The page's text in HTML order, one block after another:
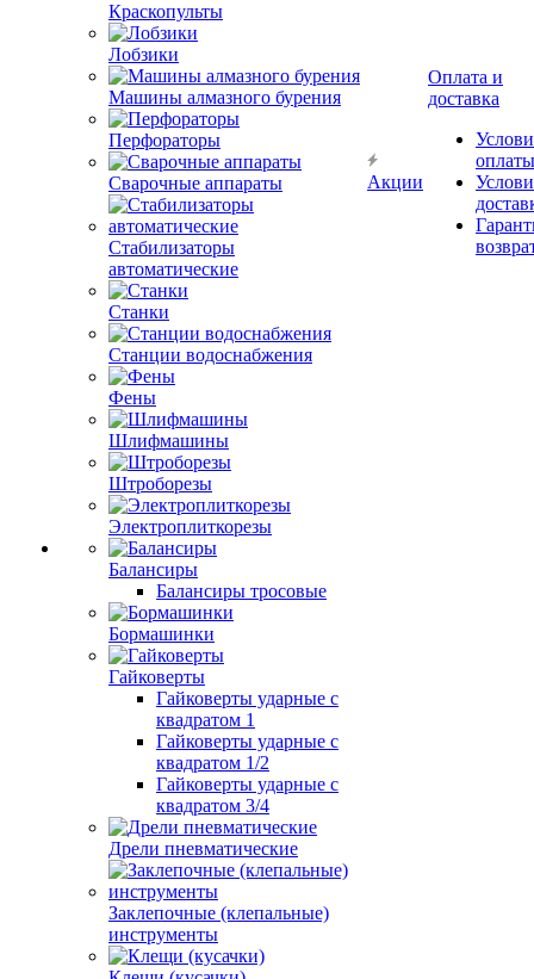
Краскопульты
Лобзики
Машины алмазного бурения
Перфораторы
Сварочные аппараты
Стабилизаторы
автоматические
Станки
Станции водоснабжения
Фены
Шлифмашины
Штроборезы
Электроплиткорезы
Балансиры
Балансиры тросовые
Бормашинки
Гайковерты
Гайковерты ударные с
квадратом 1
Гайковерты ударные с
квадратом 1/2
Гайковерты ударные с
квадратом 3/4
Дрели пневматические
Заклепочные (клепальные)
инструменты